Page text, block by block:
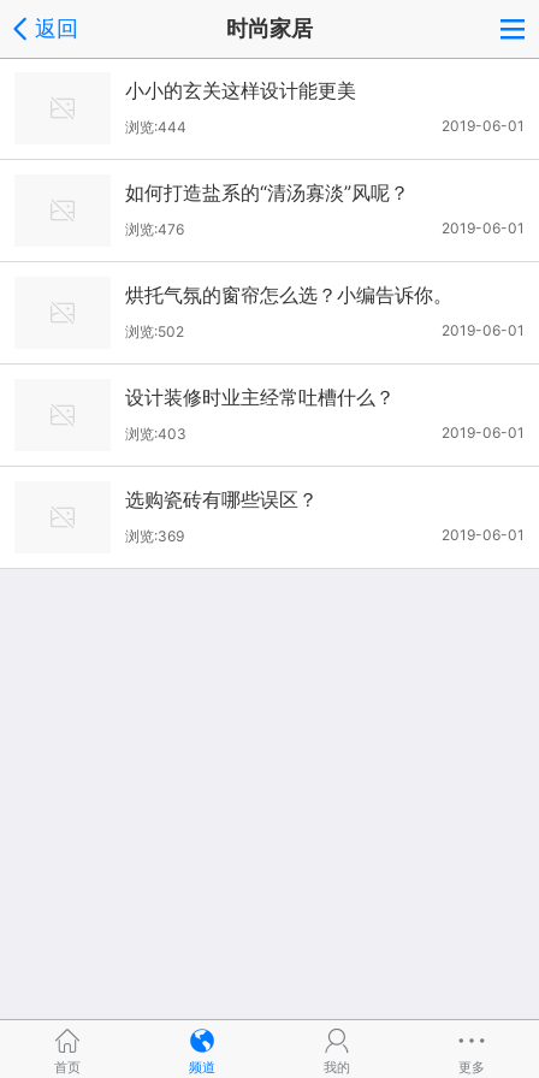
返回 时尚家居
​小小的玄关这样设计能更美
2019-06-01
浏览:444
如何打造盐系的“清汤寡淡”风呢？
2019-06-01
浏览:476
烘托气氛的窗帘怎么选？小编告诉你。
2019-06-01
浏览:502
设计装修时业主经常吐槽什么？
2019-06-01
浏览:403
选购瓷砖有哪些误区？
2019-06-01
浏览:369
首页 频道 我的 更多